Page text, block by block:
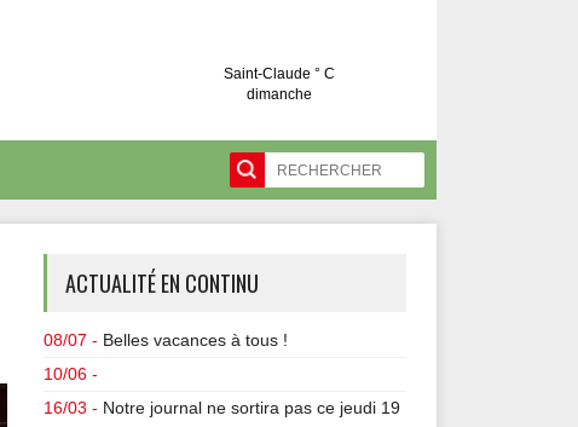
Saint-Claude ° C
dimanche
ACTUALITÉ EN CONTINU
08/07 - Belles vacances à tous !
10/06 -
16/03 - Notre journal ne sortira pas ce jeudi 19